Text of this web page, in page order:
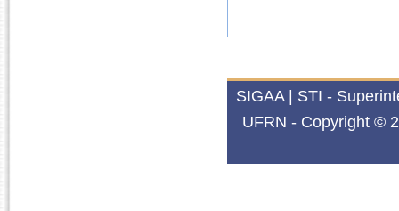
SIGAA | STI -
UFRN - Copyright ©